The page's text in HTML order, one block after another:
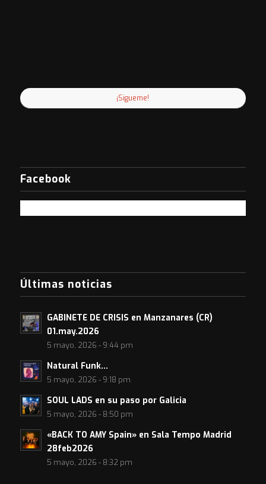
¡Sigueme!
Facebook
Últimas noticias
GABINETE DE CRISIS en Manzanares (CR)
01.may.2026
5 mayo, 2026 - 9:44 pm
Natural Funk…
5 mayo, 2026 - 9:18 pm
SOUL LADS en su paso por Galicia
5 mayo, 2026 - 8:50 pm
«BACK TO AMY Spain» en Sala Tempo Madrid
28feb2026
5 mayo, 2026 - 8:32 pm